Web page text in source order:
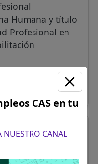
Humana y título
Profesional en
CAS en tu
NUESTRO CANAL